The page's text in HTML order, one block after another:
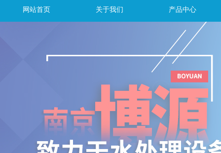
网站首页 关于我们 产品中心